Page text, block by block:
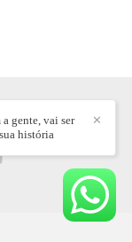
CONTATO
✕
gente, vai ser
história